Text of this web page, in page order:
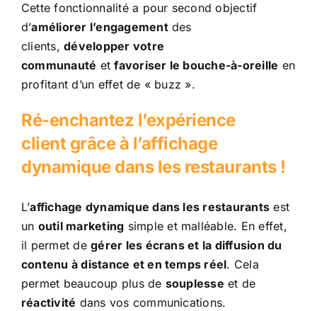
Cette fonctionnalité a pour second objectif
d’améliorer l’engagementdes
clients,développer votre
communauté etfavoriser le bouche-à-oreille en
profitant d’un effet de « buzz ».
Ré-enchantez l’expérience
client grâce à l’affichage
dynamique dans les restaurants !
L’affichage dynamique dans les restaurants est
un outil marketing simple et malléable. En effet,
il permet degérer les écrans et la diffusion du
contenu à distance et en temps réel. Cela
permet beaucoup plus de souplesse et de
réactivité dans vos communications.